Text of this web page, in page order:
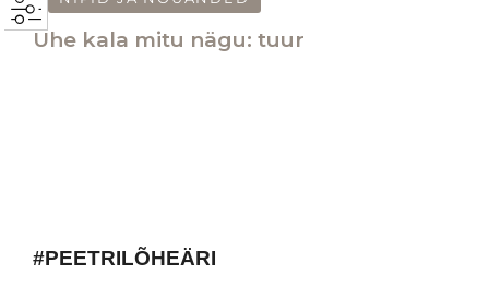
Ühe kala mitu nägu: tuur
#PEETRILÕHEÄRI